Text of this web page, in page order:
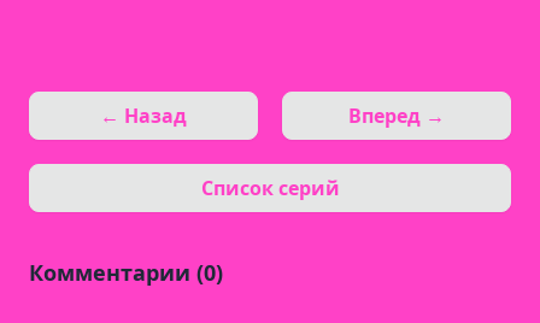
← Назад
Список серий
Вперед →
Комментарии (0)